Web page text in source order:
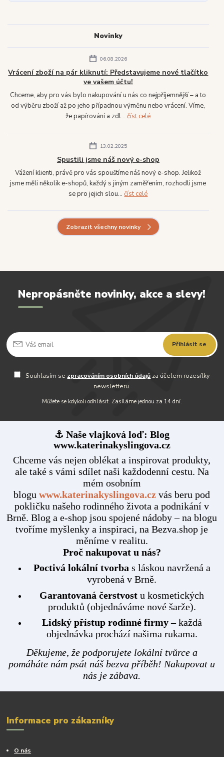
Novinky
06.08.2026
Vrácení zboží na pár kliknutí: Představujeme nové tlačítko
ve vašem účtu!
Chceme, aby pro vás bylo nakupování u nás co nejpříjemnější – a to
od výběru zboží až po jeho případnou výměnu nebo vrácení. Víme,
že papírování a zdl...číst celé
13.02.2025
Spustili jsme náš nový e-shop
Vážení klienti, právě pro vás spouštíme náš nový e-shop. Jelikož
jsme měli několik e-shopů, každý s jiným zaměřením, rozhodli jsme
se pro jejich slou...číst celé
Zobrazit všechny novinky
Nepropásněte novinky, akce a slevy!
Přihlásit se
Souhlasím se zpracováním osobních údajů za účelem rozesílky
newsletteru.
Můžete se kdykoli odhlásit. Zasíláme jednou za 14 dní.
⚓ Naše vlajková loď: Blog
www.katerinakyslingova.cz
Chceme vás nejen oblékat a inspirovat produkty,
ale také s vámi sdílet naši každodenní cestu. Na
mém osobním
bloguwww.katerinakyslingova.cz vás beru pod
pokličku našeho rodinného života a podnikání v
Brně. Blog a e-shop jsou spojené nádoby – na blogu
tvoříme myšlenky a inspiraci, na Bezva.shop je
měníme v realitu.
Proč nakupovat u nás?
Poctivá lokální tvorba s láskou navržená a
vyrobená v Brně.
Garantovaná čerstvost u kosmetických
produktů (objednáváme nové šarže).
Lidský přístup rodinné firmy– každá
objednávka prochází našima rukama.
Děkujeme, že podporujete lokální tvůrce a
pomáháte nám psát náš bezva příběh! Nakupovat u
nás je zábava.
Informace pro zákazníky
O nás